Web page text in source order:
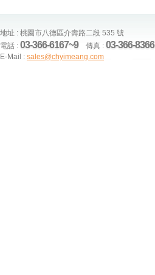
地址 : 桃園市八德區介壽路二段 535 號
電話 : 03-366-6167~9傳真 : 03-366-8366
E-Mail : sales@chyimeang.com